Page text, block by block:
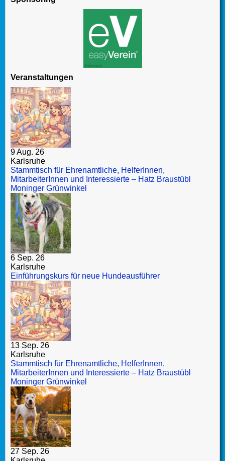
Veranstaltungen
9 Aug. 26
Karlsruhe
Stammtisch für Ehrenamtliche, HelferInnen,
MitarbeiterInnen und Interessierte – Hatz Braustübl
Moninger Grünwinkel
6 Sep. 26
Karlsruhe
Einführungskurs für neue Hundeausführer
13 Sep. 26
Karlsruhe
Stammtisch für Ehrenamtliche, HelferInnen,
MitarbeiterInnen und Interessierte – Hatz Braustübl
Moninger Grünwinkel
27 Sep. 26